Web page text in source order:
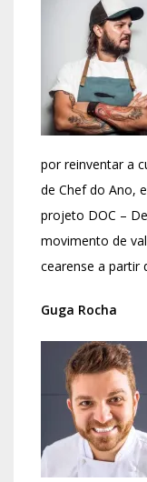
por reinventar a
de Chef do Ano,
projeto DOC –
movimento de
cearense a partir
Guga Rocha